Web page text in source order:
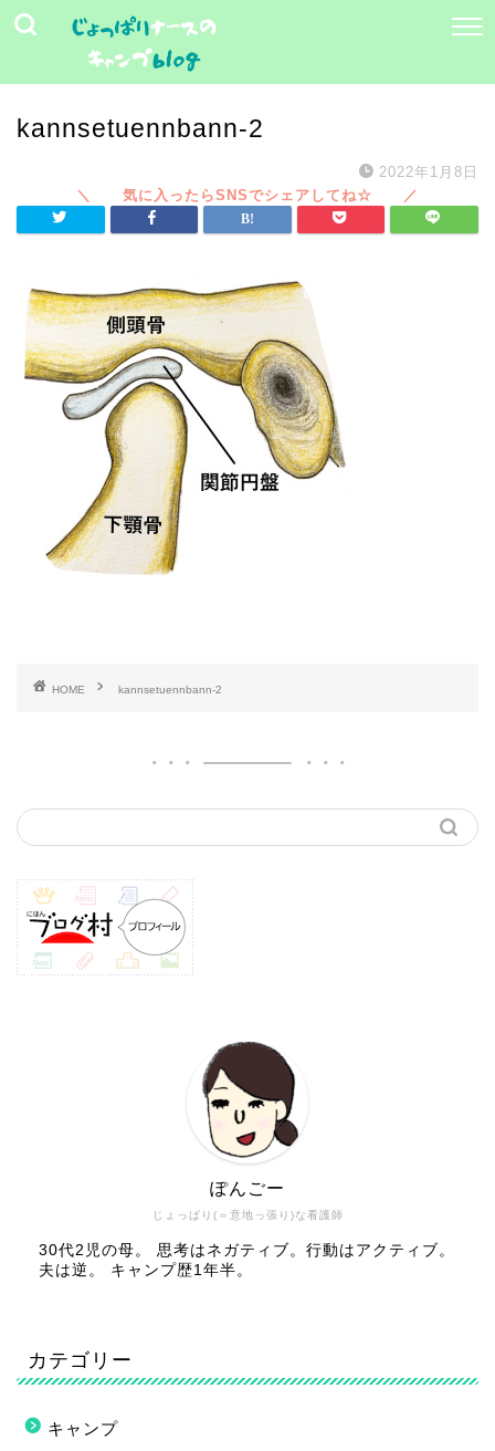
kannsetuennbann-2
2022年1月8日
HOME kannsetuennbann-2
じょっぱり(＝意地っ張り)な看護師
ぽんごー
30代2児の母。 思考はネガティブ。行動はアクティブ。
夫は逆。 キャンプ歴1年半。
カテゴリー
キャンプ